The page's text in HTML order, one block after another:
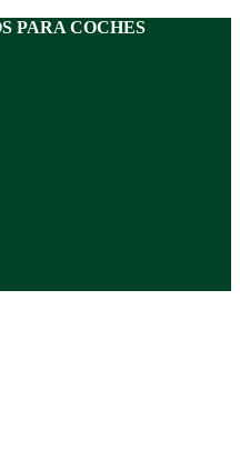
PARA COCHES